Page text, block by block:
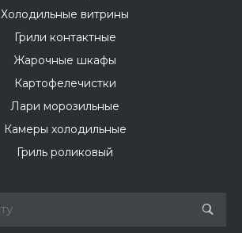
Холодильные витрины
Грили контактные
Жарочные шкафы
Картофелечистки
Лари морозильные
Камеры холодильные
Гриль роликовый